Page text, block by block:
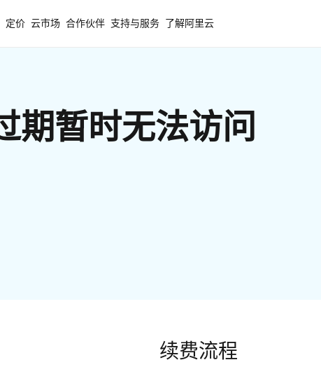
定价 云市场 合作伙伴 支持与服务 了解阿里云
期暂时无法访问
续费流程